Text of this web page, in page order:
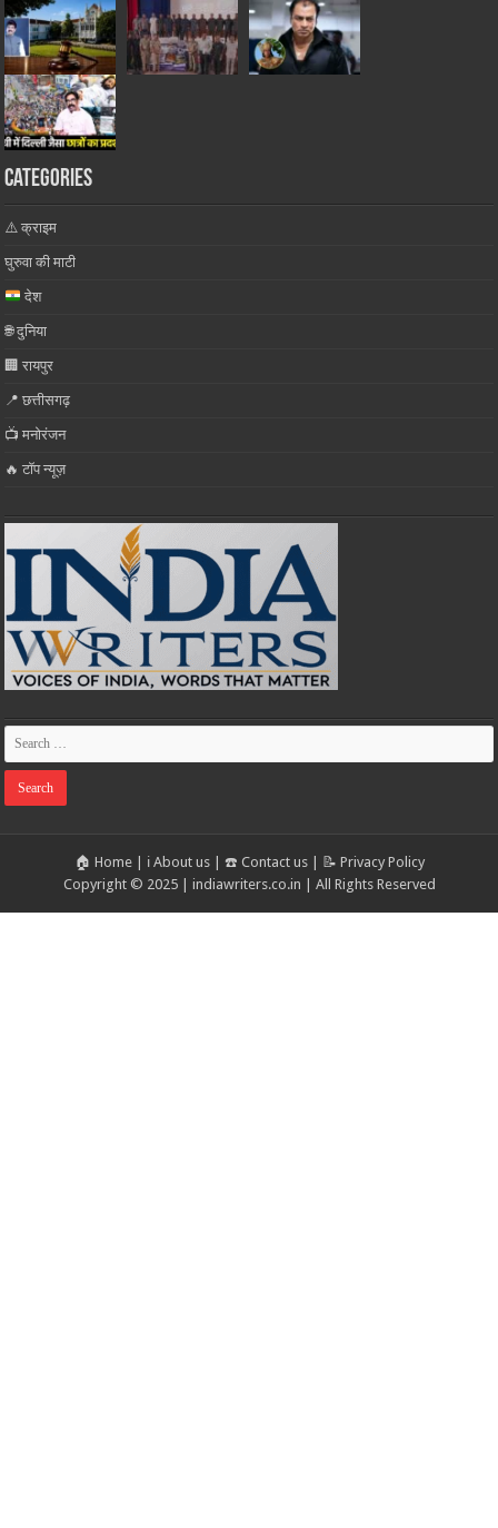
Categories
⚠️ क्राइम
घुरुवा की माटी
देश
🌐 दुनिया
🏢 रायपुर
📍 छत्तीसगढ़
📺 मनोरंजन
🔥 टॉप न्यूज़
🏠 Home| ℹ️ About us| ☎️ Contact us|
📝 Privacy Policy
Copyright © 2025 | indiawriters.co.in | All Rights Reserved